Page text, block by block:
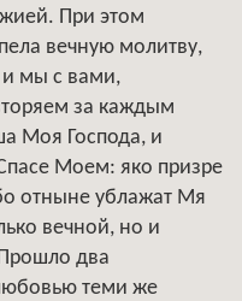
При этом
вечную молитву,
и мы с вами,
за каждым
Моя Господа, и
Моем: яко призре
отныне ублажат Мя
вечной, но и
два
теми же